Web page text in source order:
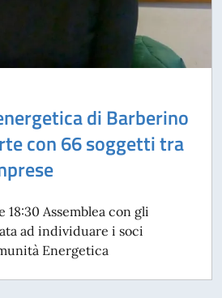
di Barberino
con 66 soggetti tra
18:30 Assemblea con gli
ad individuare i soci
Energetica